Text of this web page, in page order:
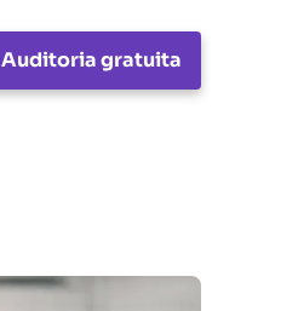
Auditoria gratuita